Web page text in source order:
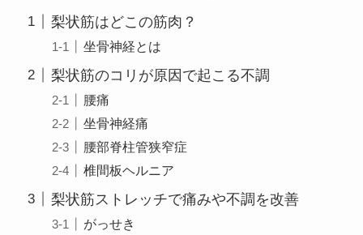
梨状筋はどこの筋肉？
坐骨神経とは
梨状筋のコリが原因で起こる不調
腰痛
坐骨神経痛
腰部脊柱管狭窄症
椎間板ヘルニア
梨状筋ストレッチで痛みや不調を改善
がっせき